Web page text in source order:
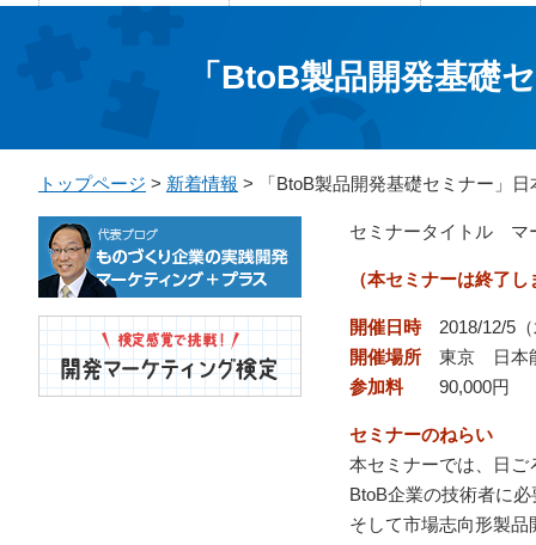
「BtoB製品開発基礎
トップページ > 新着情報 > 「BtoB製品開発基礎セミナー」
セミナータイトル マ
（本セミナーは終了
開催日時2018/12/5（
開催場所 東京 日本
参加料90,000円
セミナーのねらい
本セミナーでは、日
BtoB企業の技術者に
そして市場志向形製